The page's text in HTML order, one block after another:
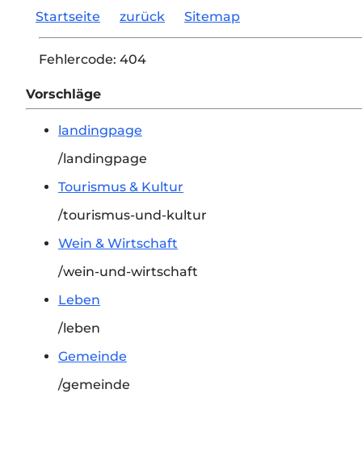
Startseite zurück Sitemap
Fehlercode: 404
Vorschläge
landingpage
/landingpage
Tourismus & Kultur
/tourismus-und-kultur
Wein & Wirtschaft
/wein-und-wirtschaft
Leben
/leben
Gemeinde
/gemeinde